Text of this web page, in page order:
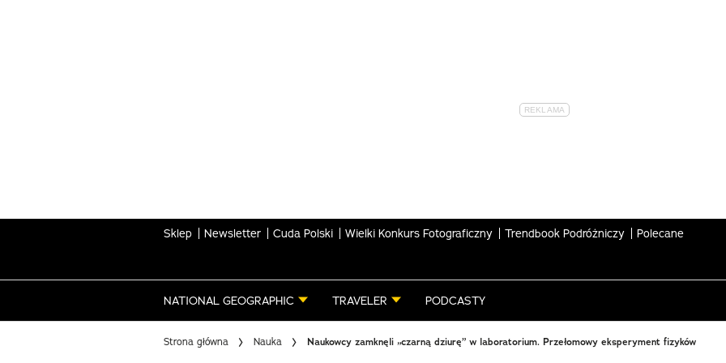
Sklep Newsletter Cuda Polski Wielki Konkurs Fotograficzny Trendbook Podróżniczy Polecane
NATIONAL GEOGRAPHIC TRAVELER PODCASTY
Strona główna Nauka Naukowcy zamknęli „czarną dziurę” w laboratorium. Przełomowy eksperyment fizyków